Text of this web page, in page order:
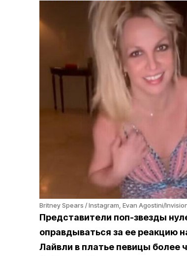
Britney Spears / Instagram, Evan Agostini/
Представители поп-звезды
оправдываться за ее реакцию
Лайвли в платье певицы более